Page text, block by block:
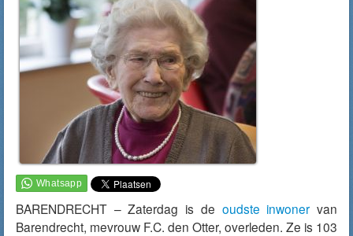
BARENDRECHT – Zaterdag is de oudste inwoner van
Barendrecht, mevrouw F.C. den Otter, overleden. Ze is 103